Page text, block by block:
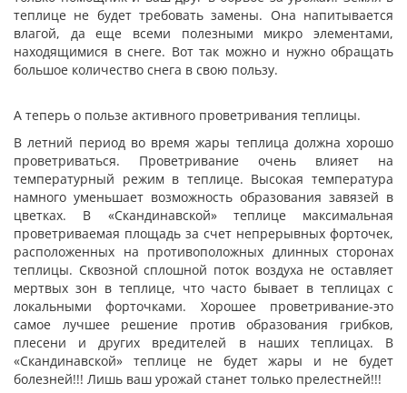
теплице не будет требовать замены. Она напитывается
влагой, да еще всеми полезными микро элементами,
находящимися в снеге. Вот так можно и нужно обращать
большое количество снега в свою пользу.
А теперь о пользе активного проветривания теплицы.
В летний период во время жары теплица должна хорошо
проветриваться. Проветривание очень влияет на
температурный режим в теплице. Высокая температура
намного уменьшает возможность образования завязей в
цветках. В «Скандинавской» теплице максимальная
проветриваемая площадь за счет непрерывных форточек,
расположенных на противоположных длинных сторонах
теплицы. Сквозной сплошной поток воздуха не оставляет
мертвых зон в теплице, что часто бывает в теплицах с
локальными форточками. Хорошее проветривание-это
самое лучшее решение против образования грибков,
плесени и других вредителей в наших теплицах. В
«Скандинавской» теплице не будет жары и не будет
болезней!!! Лишь ваш урожай станет только прелестней!!!